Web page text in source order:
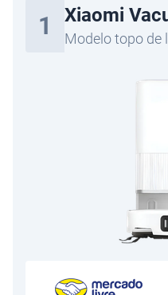
1 Xiaomi
Modelo topo de